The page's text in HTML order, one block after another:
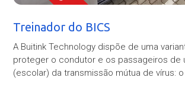
Treinador do BICS
A Buitink Technology dispõe de uma
proteger o condutor e os passageiros de
(escolar) da transmissão mútua de vírus: